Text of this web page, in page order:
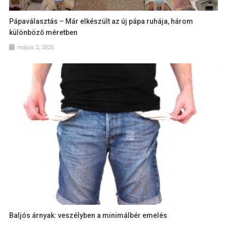
Pápaválasztás – Már elkészült az új pápa ruhája, három
különböző méretben
május 2, 2025
Baljós árnyak: veszélyben a minimálbér emelés